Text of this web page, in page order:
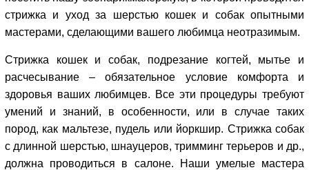
стрижка и уход за шерстью кошек и собак опытными
мастерами, сделающими вашего любимца неотразимым.
Стрижка кошек и собак, подрезание когтей, мытье и
расчесывание – обязательное условие комфорта и
здоровья ваших любимцев. Все эти процедуры требуют
умений и знаний, в особенности, или в случае таких
пород, как мальтезе, пудель или йоркшир. Стрижка собак
с длинной шерстью, шнауцеров, тримминг терьеров и др.,
должна проводиться в салоне. Наши умелые мастера